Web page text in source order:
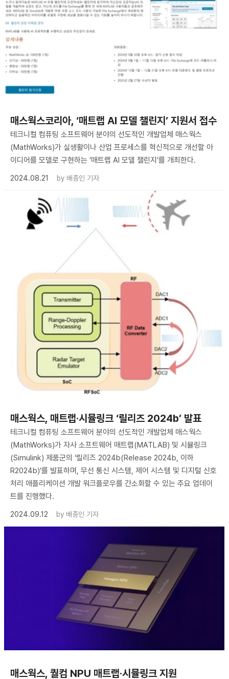
매스웍스코리아, ‘매트랩 AI 모델 챌린지’ 지원서 접수
테크니컬 컴퓨팅 소프트웨어 분야의 선도적인 개발업체 매스웍스
(MathWorks)가 실생활이나 산업 프로세스를 혁신적으로 개선할 아
이디어를 모델로 구현하는 ‘매트랩 AI 모델 챌린지’를 개최한다.
2024.08.21
by 배종인 기자
매스웍스, 매트랩·시뮬링크 ‘릴리즈 2024b’ 발표
테크니컬 컴퓨팅 소프트웨어 분야의 선도적인 개발업체 매스웍스
(MathWorks)가 자사 소프트웨어 매트랩(MATLAB) 및 시뮬링크
(Simulink) 제품군의 ‘릴리즈 2024b(Release 2024b, 이하
R2024b)’를 발표하며, 무선 통신 시스템, 제어 시스템 및 디지털 신호
처리 애플리케이션 개발 워크플로우를 간소화할 수 있는 주요 업데이
트를 진행했다.
2024.09.12
by 배종인 기자
매스웍스, 퀄컴 NPU 매트랩·시뮬링크 지원